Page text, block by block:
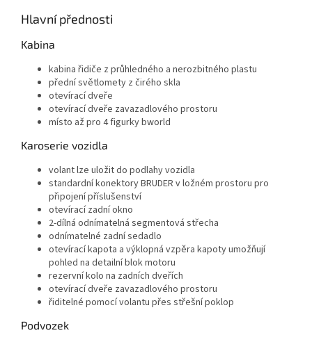
Hlavní přednosti
Kabina
kabina řidiče z průhledného a nerozbitného plastu
přední světlomety z čirého skla
otevírací dveře
otevírací dveře zavazadlového prostoru
místo až pro 4 figurky bworld
Karoserie vozidla
volant lze uložit do podlahy vozidla
standardní konektory BRUDER v ložném prostoru pro
připojení příslušenství
otevírací zadní okno
2-dílná odnímatelná segmentová střecha
odnímatelné zadní sedadlo
otevírací kapota a výklopná vzpěra kapoty umožňují
pohled na detailní blok motoru
rezervní kolo na zadních dveřích
otevírací dveře zavazadlového prostoru
řiditelné pomocí volantu přes střešní poklop
Podvozek